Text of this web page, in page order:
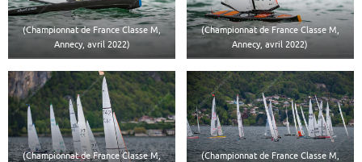
(Championnat de France Classe M,
Annecy, avril 2022)
(Championnat de France Classe M,
Annecy, avril 2022)
(Championnat de France Classe M,
(Championnat de France Classe M,